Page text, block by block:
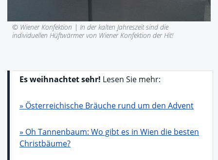
© Wiener Konfektion | In der kalten Jahreszeit sind die
individuellen Hüftwärmer von Wiener Konfektion der Hit!
Es weihnachtet sehr! Lesen Sie mehr:
» Österreichische Bräuche rund um den Advent
» Oh Tannenbaum: Wo gibt es in Wien die besten
Christbäume?